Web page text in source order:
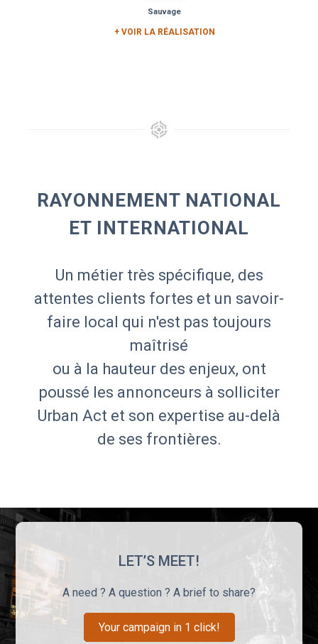
Sauvage
+ VOIR LA RÉALISATION
RAYONNEMENT NATIONAL
ET INTERNATIONAL
Un métier très spécifique, des
attentes clients fortes et un savoir-
faire local qui n'est pas toujours
maîtrisé
ou à la hauteur des enjeux, ont
poussé les annonceurs à solliciter
Urban Act et son expertise au-delà
de ses frontières.
LET’S MEET!
A need ? A question ? A brief to share?
Your campaign in 1 click!